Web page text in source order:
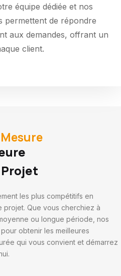
équipe dédiée et nos
permettent de répondre
aux demandes, offrant un
client.
les plus compétitifs en
Que vous cherchiez à
ou longue période, nos
obtenir les meilleures
qui vous convient et démarrez